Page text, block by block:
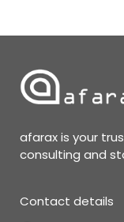
afarax is your
consulting and
Contact details